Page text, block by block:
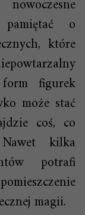
o
które
figurek
może stać
coś, co
kilka
potrafi
magii.